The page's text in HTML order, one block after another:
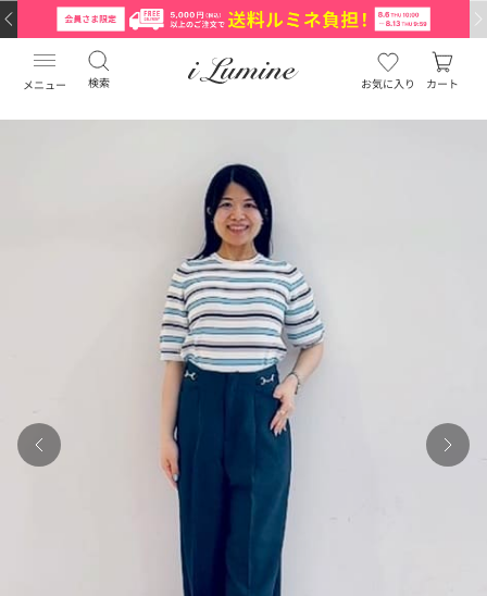
メニュー 検索 お気に入り カート